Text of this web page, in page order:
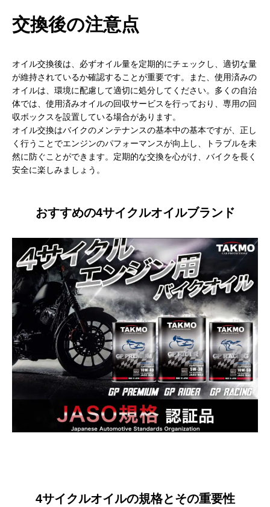
交換後の注意点
オイル交換後は、必ずオイル量を定期的にチェックし、適切な量
が維持されているか確認することが重要です。また、使用済みの
オイルは、環境に配慮して適切に処分してください。多くの自治
体では、使用済みオイルの回収サービスを行っており、専用の回
収ボックスを設置している場合があります。
オイル交換はバイクのメンテナンスの基本中の基本ですが、正し
く行うことでエンジンのパフォーマンスが向上し、トラブルを未
然に防ぐことができます。定期的な交換を心がけ、バイクを長く
安全に楽しみましょう。
おすすめの4サイクルオイルブランド
4サイクルオイルの規格とその重要性